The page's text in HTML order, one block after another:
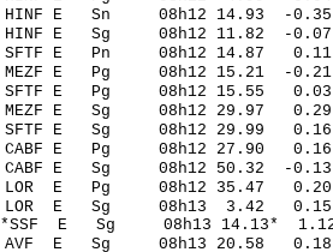
HINF E Sn 08h12 14.93
HINF E Sg 08h12 11.82
SFTF E Pn 08h12 14.87 0.11
MEZF E Pg 08h12 15.21 -0.21
SFTF E Pg 08h12 15.55 0.03
MEZF E Sg 08h12 29.97
SFTF E Sg 08h12 29.99
CABF E Pg 08h12 27.90 0.16
CABF E Sg 08h12 50.32 -
LOR E Pg 08h12 35.47 0.20
LOR E Sg 08h13 3.42
*SSF E Sg 08h13 14.13*
AVF E Sg 08h13 20.58